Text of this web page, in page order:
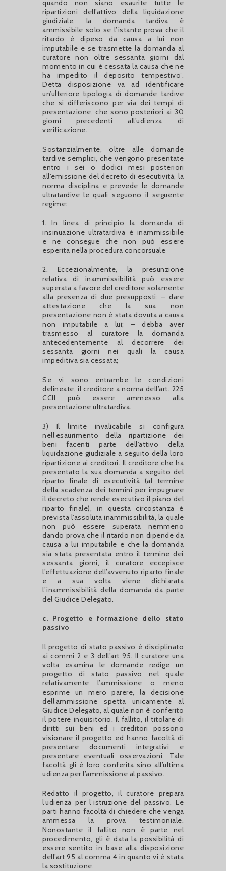
quando non siano esaurite tutte le
ripartizioni dell’attivo della liquidazione
giudiziale, la domanda tardiva è
ammissibile solo se l’istante prova che il
ritardo è dipeso da causa a lui non
imputabile e se trasmette la domanda al
curatore non oltre sessanta giorni dal
momento in cui è cessata la causa che ne
ha impedito il deposito tempestivo”.
Detta disposizione va ad identificare
un’ulteriore tipologia di domande tardive
che si differiscono per via dei tempi di
presentazione, che sono posteriori ai 30
giorni precedenti all’udienza di
verificazione.
Sostanzialmente, oltre alle domande
tardive semplici, che vengono presentate
entro i sei o dodici mesi posteriori
all’emissione del decreto di esecutività, la
norma disciplina e prevede le domande
ultratardive le quali seguono il seguente
regime:
1. In linea di principio la domanda di
insinuazione ultratardiva è inammissibile
e ne consegue che non può essere
esperita nella procedura concorsuale
2. Eccezionalmente, la presunzione
relativa di inammissibilità può essere
superata a favore del creditore solamente
alla presenza di due presupposti: – dare
attestazione che la sua non
presentazione non è stata dovuta a causa
non imputabile a lui; – debba aver
trasmesso al curatore la domanda
antecedentemente al decorrere dei
sessanta giorni nei quali la causa
impeditiva sia cessata;
Se vi sono entrambe le condizioni
delineate, il creditore a norma dell’art. 225
CCII può essere ammesso alla
presentazione ultratardiva.
3) Il limite invalicabile si configura
nell’esaurimento della ripartizione dei
beni facenti parte dell’attivo della
liquidazione giudiziale a seguito della loro
ripartizione ai creditori. Il creditore che ha
presentato la sua domanda a seguito del
riparto finale di esecutività (al termine
della scadenza dei termini per impugnare
il decreto che rende esecutivo il piano del
riparto finale), in questa circostanza è
prevista l’assoluta inammissibilità, la quale
non può essere superata nemmeno
dando prova che il ritardo non dipende da
causa a lui imputabile e che la domanda
sia stata presentata entro il termine dei
sessanta giorni, il curatore eccepisce
l’effettuazione dell’avvenuto riparto finale
e a sua volta viene dichiarata
l’inammissibilità della domanda da parte
del Giudice Delegato.
c. Progetto e formazione dello stato
passivo
Il progetto di stato passivo è disciplinato
ai commi 2 e 3 dell’art 95. Il curatore una
volta esamina le domande redige un
progetto di stato passivo nel quale
relativamente l’ammissione o meno
esprime un mero parere, la decisione
dell’ammissione spetta unicamente al
Giudice Delegato, al quale non è conferito
il potere inquisitorio. Il fallito, il titolare di
diritti sui beni ed i creditori possono
visionare il progetto ed hanno facoltà di
presentare documenti integrativi e
presentare eventuali osservazioni. Tale
facoltà gli è loro conferita sino all’ultima
udienza per l’ammissione al passivo.
Redatto il progetto, il curatore prepara
l’udienza per l’istruzione del passivo. Le
parti hanno facoltà di chiedere che venga
ammessa la prova testimoniale.
Nonostante il fallito non è parte nel
procedimento, gli è data la possibilità di
essere sentito in base alla disposizione
dell’art 95 al comma 4 in quanto vi è stata
la sostituzione.